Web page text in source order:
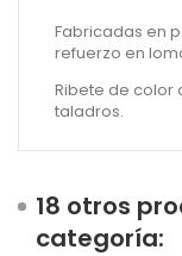
Fabricadas en
refuerzo en
Ribete de color
taladros.
18 otros
categoría: